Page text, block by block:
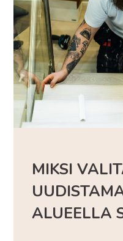
MIKSI
ALUEELLA